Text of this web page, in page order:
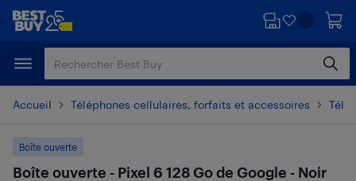
Passer
principal
Passer
Accueil Téléphones cellulaires, forfaits et accessoires
Boîte ouverte
Boîte ouverte - Pixel 6 128 Go de Google - Noir